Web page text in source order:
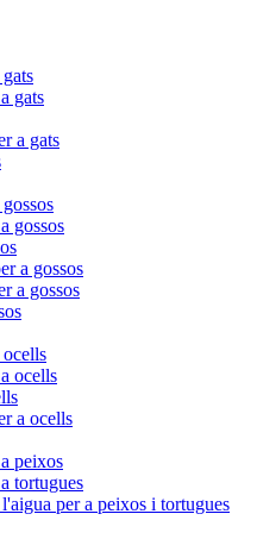
gats
a gats
gossos
a gossos
a gossos
ocells
ocells
a ocells
peixos
tortugues
per a peixos i tortugues